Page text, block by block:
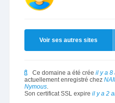
Voir ses autres sites
Ce domaine a été crée il y a 8
actuellement enregistré chez
Nymous.
Son certificat SSL expire il y a 2